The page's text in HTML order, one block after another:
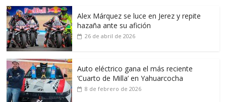
Alex Márquez se luce en Jerez y repite
hazaña ante su afición
26 de abril de 2026
Auto eléctrico gana el más reciente
‘Cuarto de Milla’ en Yahuarcocha
8 de febrero de 2026